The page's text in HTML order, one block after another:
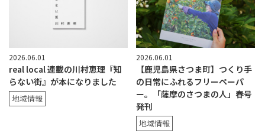
2026.06.01
real local 連載の川村恵理『知
らない街』が本になりました
地域情報
2026.06.01
【鹿児島県さつま町】つくり手
の日常にふれるフリーペーパ
ー。「薩摩のさつまの人」春号
発刊
地域情報